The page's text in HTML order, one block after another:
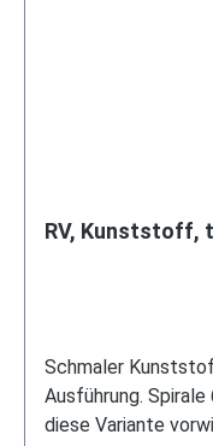
RV, Kunststoff,
Schmaler
Ausführung. Spirale 6,5 mm
diese Variante